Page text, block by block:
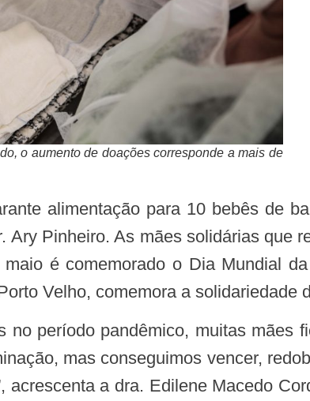
o aumento de doações corresponde a mais de
Ary Pinheiro. As mães solidárias que
é comemorado o Dia Mundial
Velho, comemora a solidariedade
mas conseguimos vencer,
acrescenta a dra. Edilene Macedo